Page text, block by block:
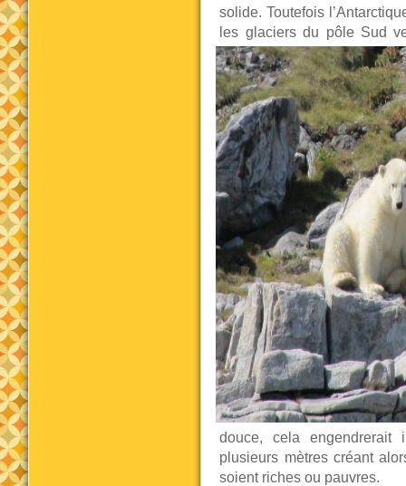
solide. Toutefois
les glaciers du pôle Sud
douce, cela engendrerait
plusieurs mètres créant
soient riches ou pauvres.